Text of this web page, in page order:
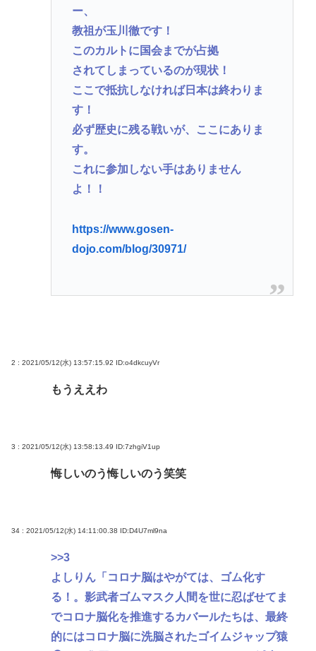
ー、
教祖が玉川徹です！
このカルトに国会までが占拠
されてしまっているのが現状！
ここで抵抗しなければ日本は終わりま
す！
必ず歴史に残る戦いが、ここにありま
す。
これに参加しない手はありません
よ！！
https://www.gosen-
dojo.com/blog/30971/
2 : 2021/05/12(水) 13:57:15.92 ID:o4dkcuyVr
もうええわ
3 : 2021/05/12(水) 13:58:13.49 ID:7zhgiV1up
悔しいのう悔しいのう笑笑
34 : 2021/05/12(水) 14:11:00.38 ID:D4U7ml9na
>>3
よしりん「コロナ脳はやがては、ゴム化す
る！。影武者ゴムマスク人間を世に忍ばせてま
でコロナ脳化を推進するカバールたちは、最終
的にはコロナ脳に洗脳されたゴイムジャップ猿